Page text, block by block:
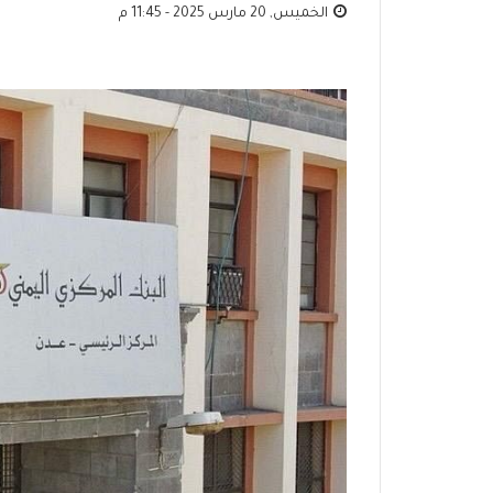
الخميس, 20 مارس 2025 - 11:45 م